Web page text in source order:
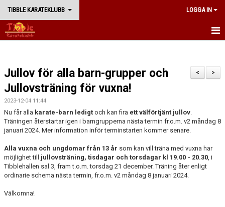
TIBBLE KARATEKLUBB LOGGA IN
BÖRJA TRÄNA
NYHETER
TRÄNING
KLUBBEN
>
<
Jullov för alla barn-grupper och
Jullovsträning för vuxna!
2023-12-04 11:44
Nu får alla karate-barn ledigt och kan fira ett välförtjänt jullov.
Träningen återstartar igen i barngrupperna nästa termin fr.o.m. v2 måndag 8
januari 2024. Mer information inför terminstarten kommer senare.
Alla vuxna och ungdomar från 13 år som kan vill träna med vuxna har
möjlighet till jullovsträning, tisdagar och torsdagar kl 19.00 - 20.30, i
Tibblehallen sal 3, fram t.o.m. torsdag 21 december. Träning åter enligt
ordinarie schema nästa termin, fr.o.m. v2 måndag 8 januari 2024.
Välkomna!